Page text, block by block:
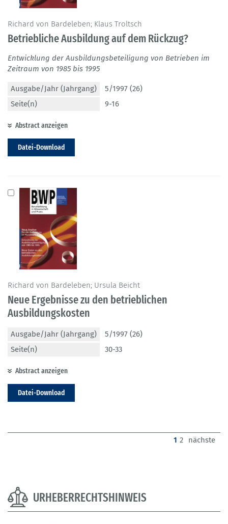
Richard von Bardeleben; Klaus Troltsch
Betriebliche Ausbildung auf dem Rückzug?
Entwicklung der Ausbildungsbeteiligung von Betrieben im
Zeitraum von 1985 bis 1995
Ausgabe/Jahr (Jahrgang)
5/1997 (26)
Seite(n)
9-16
Abstract anzeigen
Datei-Download
Richard von Bardeleben; Ursula Beicht
Neue Ergebnisse zu den betrieblichen
Ausbildungskosten
Ausgabe/Jahr (Jahrgang)
5/1997 (26)
Seite(n)
30-33
Abstract anzeigen
Datei-Download
1 (current)
2 nächste
URHEBERRECHTSHINWEIS